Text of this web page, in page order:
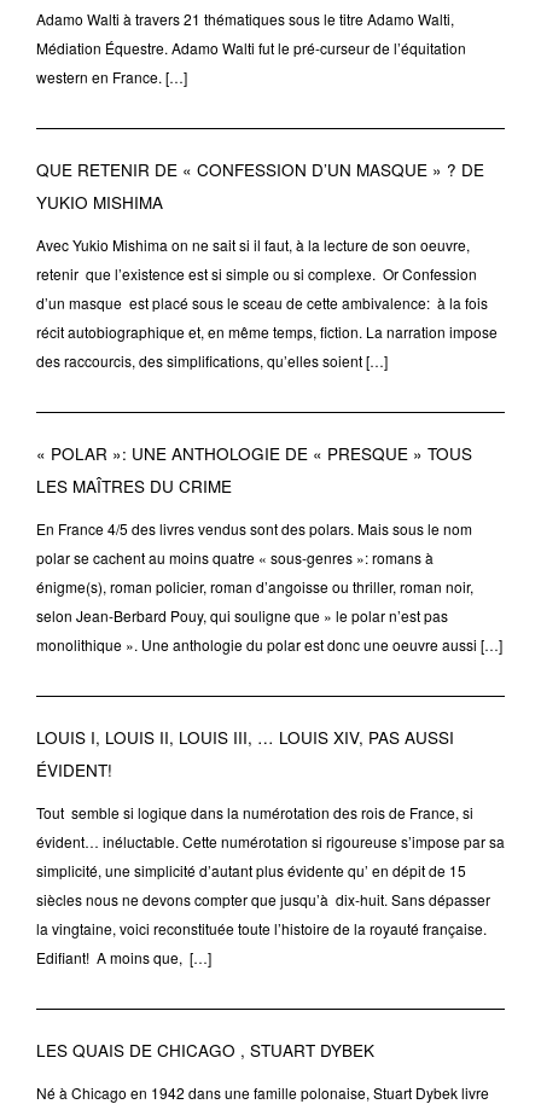
Adamo Walti à travers 21 thématiques sous le titre Adamo Walti,
Médiation Équestre. Adamo Walti fut le pré-curseur de l’équitation
western en France. […]
QUE RETENIR DE « CONFESSION D’UN MASQUE » ? DE
YUKIO MISHIMA
Avec Yukio Mishima on ne sait si il faut, à la lecture de son oeuvre,
retenir que l’existence est si simple ou si complexe. Or Confession
d’un masque est placé sous le sceau de cette ambivalence: à la fois
récit autobiographique et, en même temps, fiction. La narration impose
des raccourcis, des simplifications, qu’elles soient […]
« POLAR »: UNE ANTHOLOGIE DE « PRESQUE » TOUS
LES MAÎTRES DU CRIME
En France 4/5 des livres vendus sont des polars. Mais sous le nom
polar se cachent au moins quatre « sous-genres »: romans à
énigme(s), roman policier, roman d’angoisse ou thriller, roman noir,
selon Jean-Berbard Pouy, qui souligne que » le polar n’est pas
monolithique ». Une anthologie du polar est donc une oeuvre aussi […]
LOUIS I, LOUIS II, LOUIS III, … LOUIS XIV, PAS AUSSI
ÉVIDENT!
Tout semble si logique dans la numérotation des rois de France, si
évident… inéluctable. Cette numérotation si rigoureuse s’impose par sa
simplicité, une simplicité d’autant plus évidente qu’ en dépit de 15
siècles nous ne devons compter que jusqu’à dix-huit. Sans dépasser
la vingtaine, voici reconstituée toute l’histoire de la royauté française.
Edifiant! A moins que, […]
LES QUAIS DE CHICAGO , STUART DYBEK
Né à Chicago en 1942 dans une famille polonaise, Stuart Dybek livre